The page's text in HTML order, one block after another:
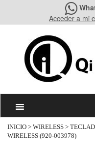
Acceder a mi
INICIO > WIRELESS >
WIRELESS (920-003978)